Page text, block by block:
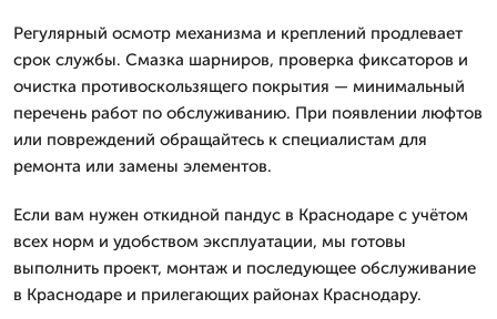
Регулярный осмотр механизма и креплений продлевает
срок службы. Смазка шарниров, проверка фиксаторов и
очистка противоскользящего покрытия — минимальный
перечень работ по обслуживанию. При появлении люфтов
или повреждений обращайтесь к специалистам для
ремонта или замены элементов.
Если вам нужен откидной пандус в Краснодаре с учётом
всех норм и удобством эксплуатации, мы готовы
выполнить проект, монтаж и последующее обслуживание
в Краснодаре и прилегающих районах Краснодару.